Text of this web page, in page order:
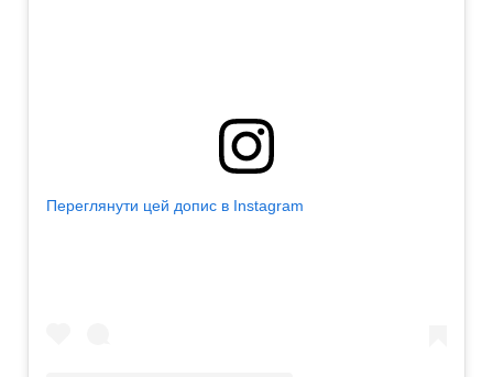
Переглянути цей допис в Instagram